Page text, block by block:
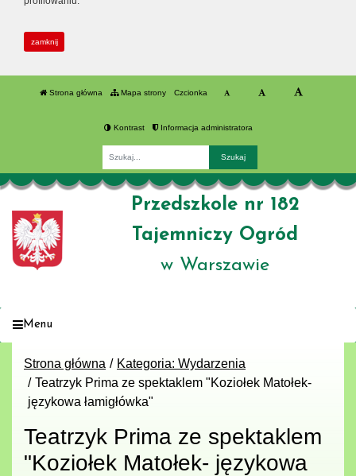
zamknij
Strona główna Mapa strony Czcionka
Kontrast Informacja administratora
Przedszkole nr 182
Tajemniczy Ogród
w Warszawie
Menu
Strona główna
Kategoria: Wydarzenia
Teatrzyk Prima ze spektaklem "Koziołek Matołek-
językowa łamigłówka"
Teatrzyk Prima ze spektaklem
"Koziołek Matołek- językowa